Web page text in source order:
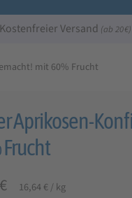
Kostenfreier Versand (ab 20 €)
mit 60% Frucht
Aprikosen-
€ 16,64 € /kg